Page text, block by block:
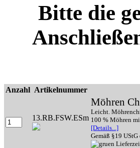
Bitte die
Anzahl Artikelnummer
13.RB.FSW.ESm
Möhren
Leicht.
100 % Möhren
[Details...]
Gemäß §19 UStG